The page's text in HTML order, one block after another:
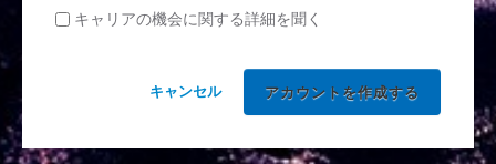
キャリアの機会に関する詳細を聞く
キャンセル